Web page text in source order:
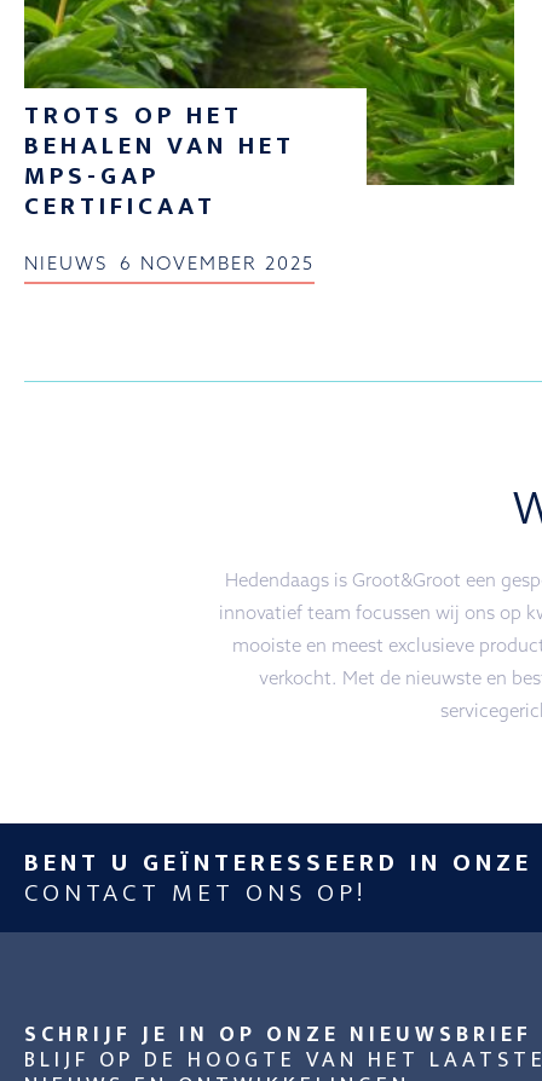
TROTS OP HET
BEHALEN VAN HET
MPS-GAP
CERTIFICAAT
NIEUWS 6 NOVEMBER 2025
Hedendaags is Groot&Groot een
innovatief team focussen wij ons op
mooiste en meest exclusieve
verkocht. Met de nieuwste en
BENT U GEÏNTERESSEERD IN
CONTACT MET ONS OP!
SCHRIJF JE IN OP ONZE NIEUWSBRIEF
BLIJF OP DE HOOGTE VAN HET